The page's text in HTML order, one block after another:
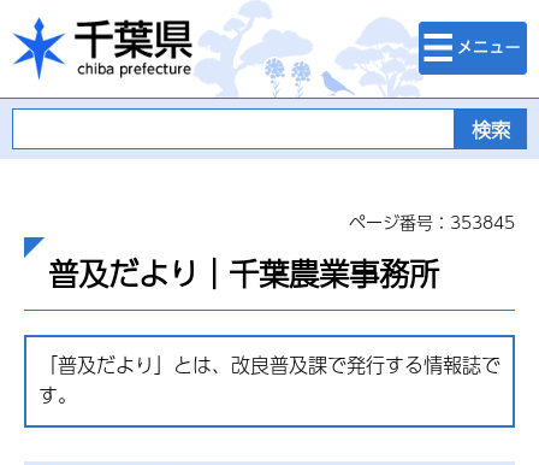
千葉県
検索・メニュ
ー
ページ番号：353845
普及だより｜千葉農業事務所
「普及だより」とは、改良普及課で発行する情報誌で
す。